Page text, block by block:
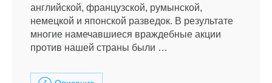
английской, французской, румынской,
немецкой и японской разведок. В результате
многие намечавшиеся враждебные акции
против нашей страны были …